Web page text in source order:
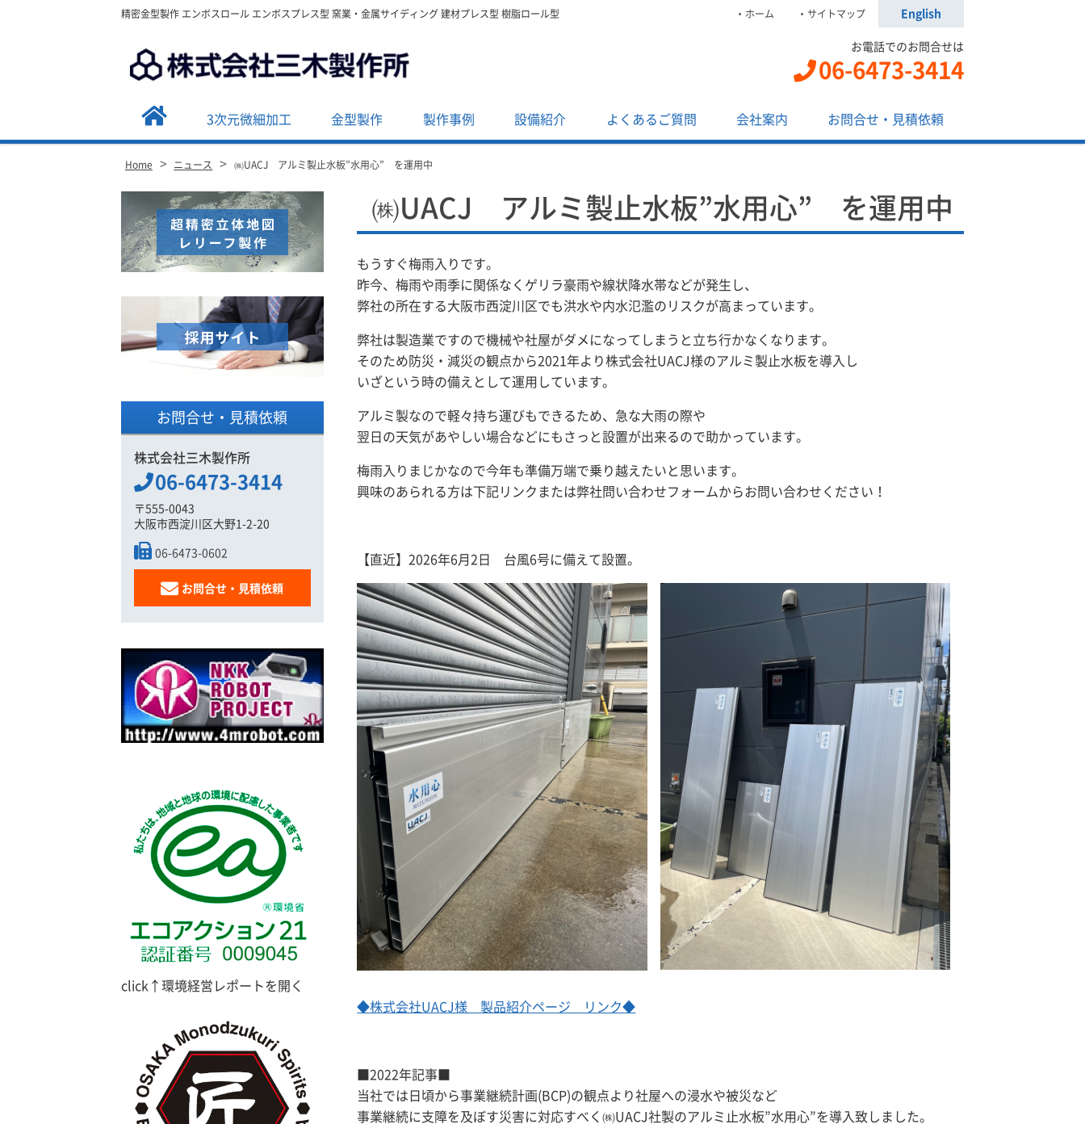
精密金型製作 エンボスロール エンボスプレス型 窯業・金属サイディング 建材プレス型 樹脂ロール型 ホーム サイトマップ English
お電話でのお問合せは
06-6473-3414
3次元微細加工 金型製作 製作事例 設備紹介 よくあるご質問 会社案内 お問合せ・見積依頼
Home > ニュース > ㈱UACJ アルミ製止水板”水用心” を運用中
㈱UACJ アルミ製止水板”水用心” を運用中
もうすぐ梅雨入りです。
昨今、梅雨や雨季に関係なくゲリラ豪雨や線状降水帯などが発生し、
弊社の所在する大阪市西淀川区でも洪水や内水氾濫のリスクが高まっています。
弊社は製造業ですので機械や社屋がダメになってしまうと立ち行かなくなります。
そのため防災・減災の観点から2021年より株式会社UACJ様のアルミ製止水板を導入し
いざという時の備えとして運用しています。
アルミ製なので軽々持ち運びもできるため、急な大雨の際や
翌日の天気があやしい場合などにもさっと設置が出来るので助かっています。
梅雨入りまじかなので今年も準備万端で乗り越えたいと思います。
興味のあられる方は下記リンクまたは弊社問い合わせフォームからお問い合わせください！
【直近】2026年6月2日 台風6号に備えて設置。
◆株式会社UACJ様 製品紹介ページ リンク◆
■2022年記事■
当社では日頃から事業継続計画(BCP)の観点より社屋への浸水や被災など
事業継続に支障を及ぼす災害に対応すべく㈱UACJ社製のアルミ止水板”水用心”を導入致しました。
お問合せ・見積依頼
株式会社三木製作所
06-6473-3414
〒555-0043
大阪市西淀川区大野1-2-20
06-6473-0602
お問合せ・見積依頼
click↑環境経営レポートを開く